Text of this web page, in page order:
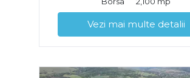
Vezi mai multe detalii